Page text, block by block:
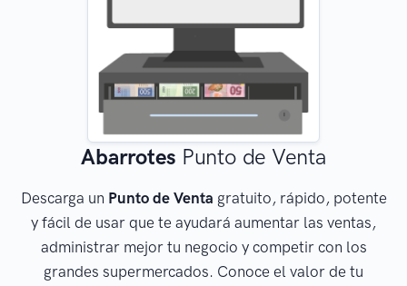
Abarrotes Punto de Venta
Descarga un Punto de Venta gratuito, rápido, potente
y fácil de usar que te ayudará aumentar las ventas,
administrar mejor tu negocio y competir con los
grandes supermercados. Conoce el valor de tu